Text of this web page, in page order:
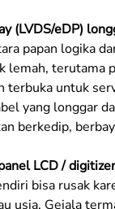
(LVDS/eDP)
papan logika
lemah, terutama
terbuka untuk
yang longgar
berkedip,
LCD / digitizer
bisa rusak
usia. Gejala